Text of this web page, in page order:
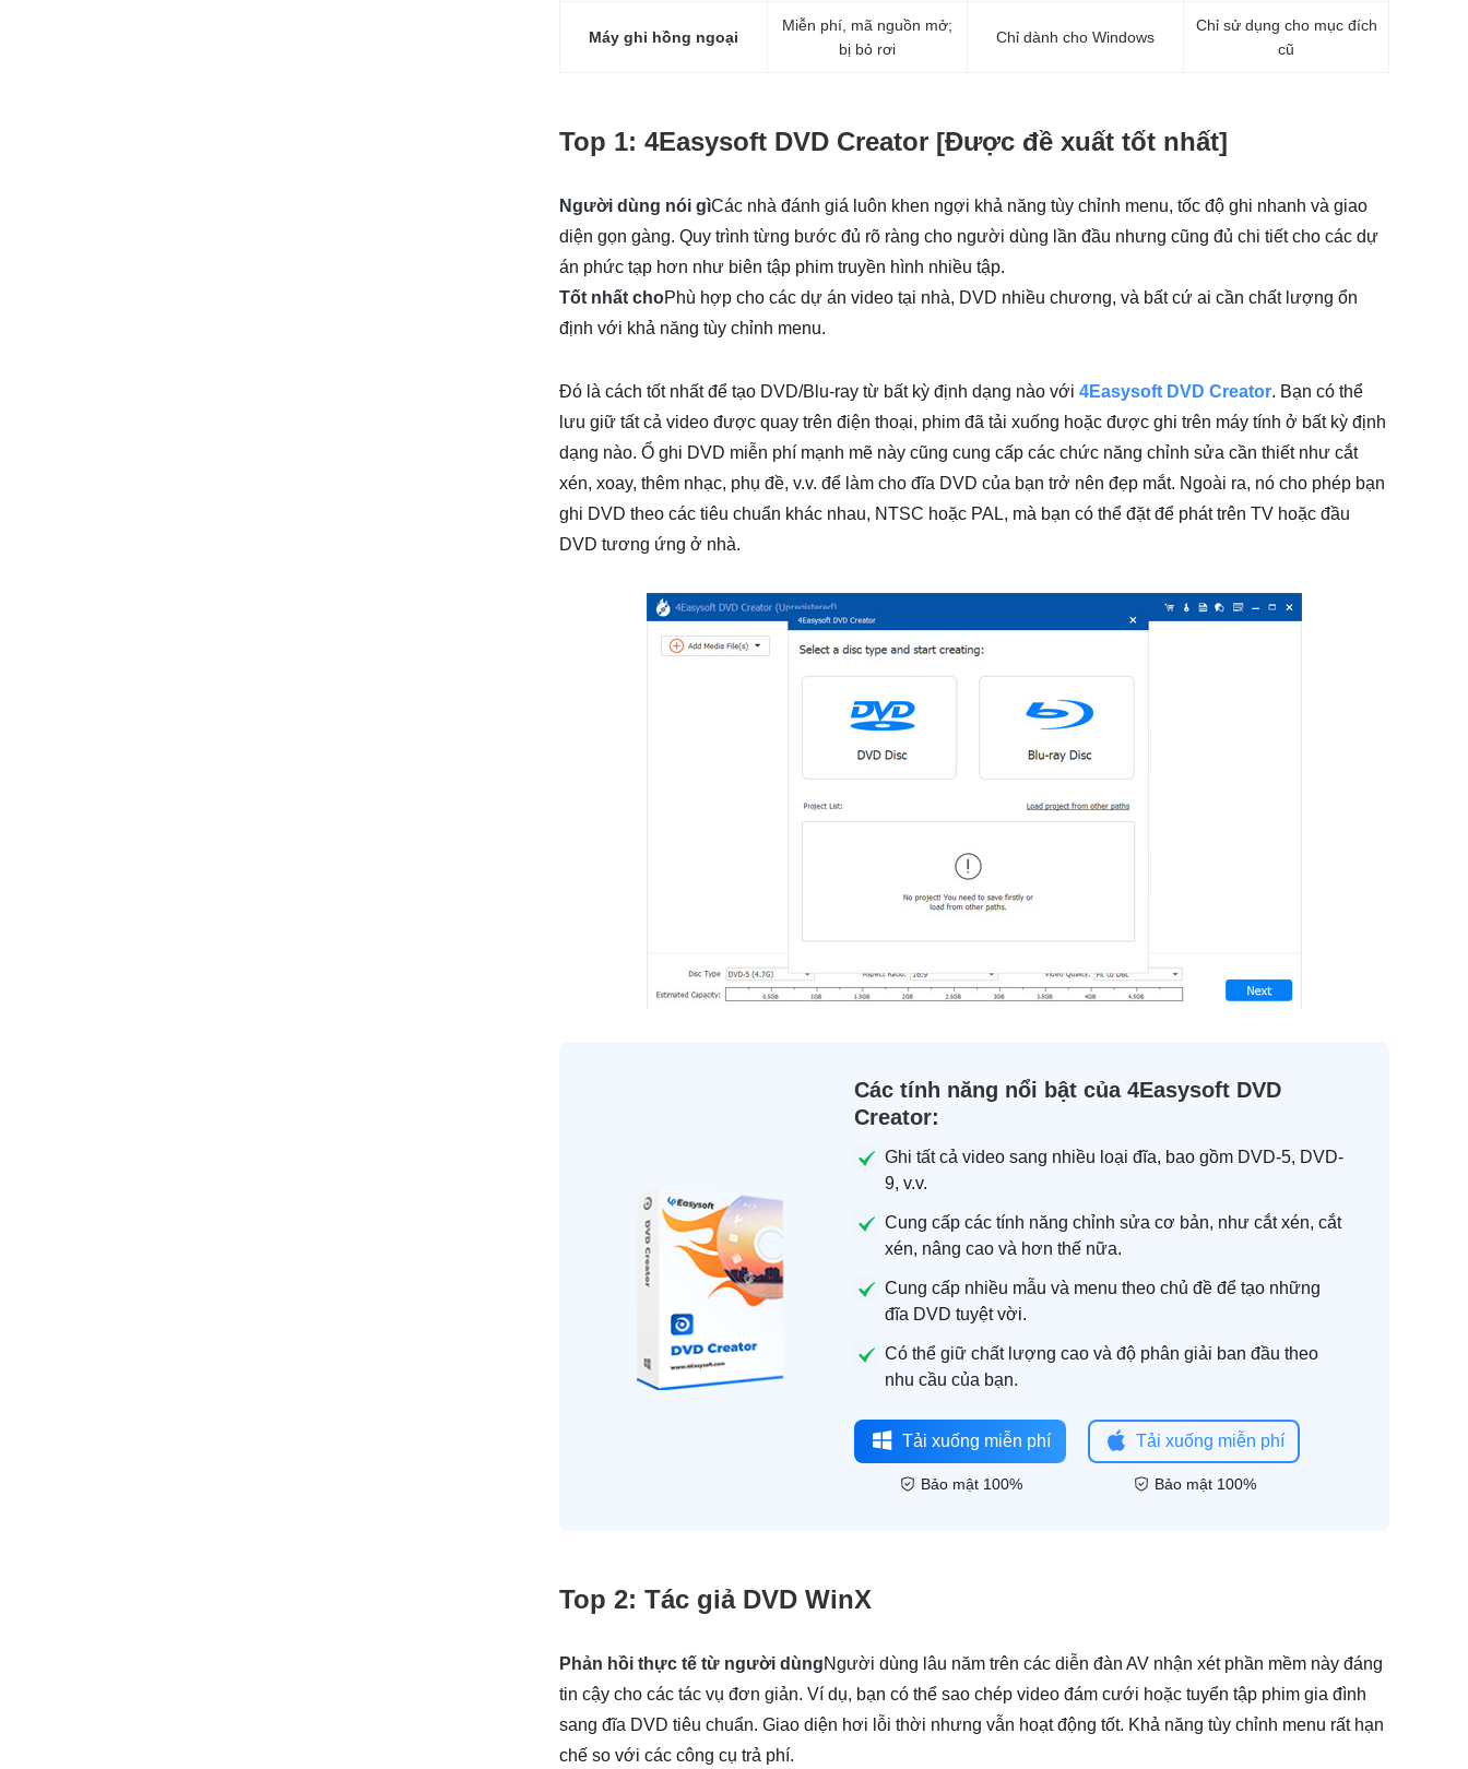
Máy ghi hồng ngoại
Miễn phí, mã nguồn mở;
bị bỏ rơi
Chỉ dành cho Windows
Chỉ sử dụng cho mục đích
cũ
Top 1: 4Easysoft DVD Creator [Được đề xuất tốt nhất]
Người dùng nói gìCác nhà đánh giá luôn khen ngợi khả năng tùy chỉnh menu, tốc độ ghi nhanh và giao
diện gọn gàng. Quy trình từng bước đủ rõ ràng cho người dùng lần đầu nhưng cũng đủ chi tiết cho các dự
án phức tạp hơn như biên tập phim truyền hình nhiều tập.
Tốt nhất choPhù hợp cho các dự án video tại nhà, DVD nhiều chương, và bất cứ ai cần chất lượng ổn
định với khả năng tùy chỉnh menu.
Đó là cách tốt nhất để tạo DVD/Blu-ray từ bất kỳ định dạng nào với 4Easysoft DVD Creator. Bạn có thể
lưu giữ tất cả video được quay trên điện thoại, phim đã tải xuống hoặc được ghi trên máy tính ở bất kỳ định
dạng nào. Ổ ghi DVD miễn phí mạnh mẽ này cũng cung cấp các chức năng chỉnh sửa cần thiết như cắt
xén, xoay, thêm nhạc, phụ đề, v.v. để làm cho đĩa DVD của bạn trở nên đẹp mắt. Ngoài ra, nó cho phép bạn
ghi DVD theo các tiêu chuẩn khác nhau, NTSC hoặc PAL, mà bạn có thể đặt để phát trên TV hoặc đầu
DVD tương ứng ở nhà.
Các tính năng nổi bật của 4Easysoft DVD
Creator:
Ghi tất cả video sang nhiều loại đĩa, bao gồm DVD-5, DVD-
9, v.v.
Cung cấp các tính năng chỉnh sửa cơ bản, như cắt xén, cắt
xén, nâng cao và hơn thế nữa.
Cung cấp nhiều mẫu và menu theo chủ đề để tạo những
đĩa DVD tuyệt vời.
Có thể giữ chất lượng cao và độ phân giải ban đầu theo
nhu cầu của bạn.
Tải xuống miễn phí
Bảo mật 100%
Tải xuống miễn phí
Bảo mật 100%
Top 2: Tác giả DVD WinX
Phản hồi thực tế từ người dùngNgười dùng lâu năm trên các diễn đàn AV nhận xét phần mềm này đáng
tin cậy cho các tác vụ đơn giản. Ví dụ, bạn có thể sao chép video đám cưới hoặc tuyển tập phim gia đình
sang đĩa DVD tiêu chuẩn. Giao diện hơi lỗi thời nhưng vẫn hoạt động tốt. Khả năng tùy chỉnh menu rất hạn
chế so với các công cụ trả phí.